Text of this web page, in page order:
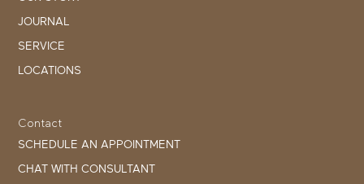
JOURNAL
SERVICE
LOCATIONS
Contact
SCHEDULE AN APPOINTMENT
CHAT WITH CONSULTANT